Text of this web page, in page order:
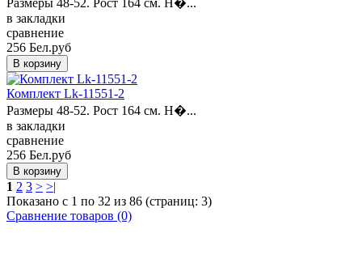
Размеры 48-52. Рост 164 см. Н�...
в закладки
сравнение
256 Бел.руб
Комплект Lk-11551-2
Размеры 48-52. Рост 164 см. Н�...
в закладки
сравнение
256 Бел.руб
1 2 3 > >|
Показано с 1 по 32 из 86 (страниц: 3)
Сравнение товаров (0)